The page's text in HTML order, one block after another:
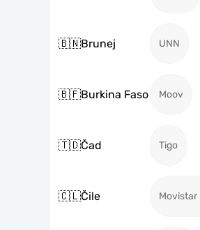
🇧🇳Brunej UNN
🇧🇫Burkina Faso Moov
🇹🇩Čad Tigo
🇨🇱Čile Movistar